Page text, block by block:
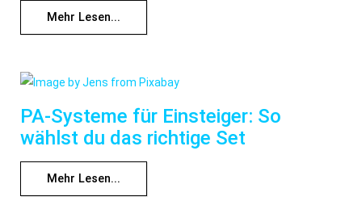
Mehr Lesen...
PA-Systeme für Einsteiger: So
wählst du das richtige Set
Mehr Lesen...